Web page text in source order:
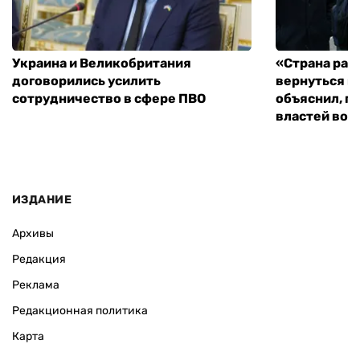
Украина и Великобритания
договорились усилить
сотрудничество в сфере ПВО
«Страна
вернуться
объяснил,
властей
ИЗДАНИЕ
Архивы
Редакция
Реклама
Редакционная политика
Карта